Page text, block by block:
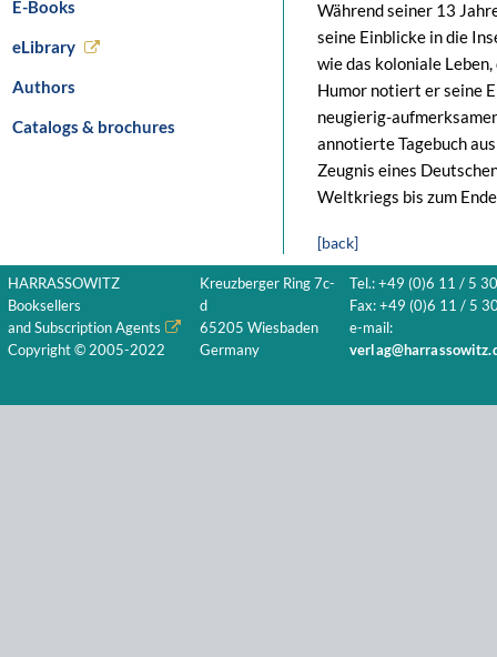
E-Books
eLibrary
Authors
Catalogs & brochures
Während seiner 13
seine Einblicke in die
wie das koloniale
Humor notiert er seine
neugierig-
annotierte Tagebuch
Zeugnis eines
Weltkriegs bis zum
[back]
HARRASSOWITZ
Booksellers
and Subscription Agents
Copyright © 2005-2022
Kreuzberger Ring 7c-
d
65205 Wiesbaden
Germany
Tel.: +49 (0)6 11 / 5
Fax: +49 (0)6 11 / 5
e-mail: